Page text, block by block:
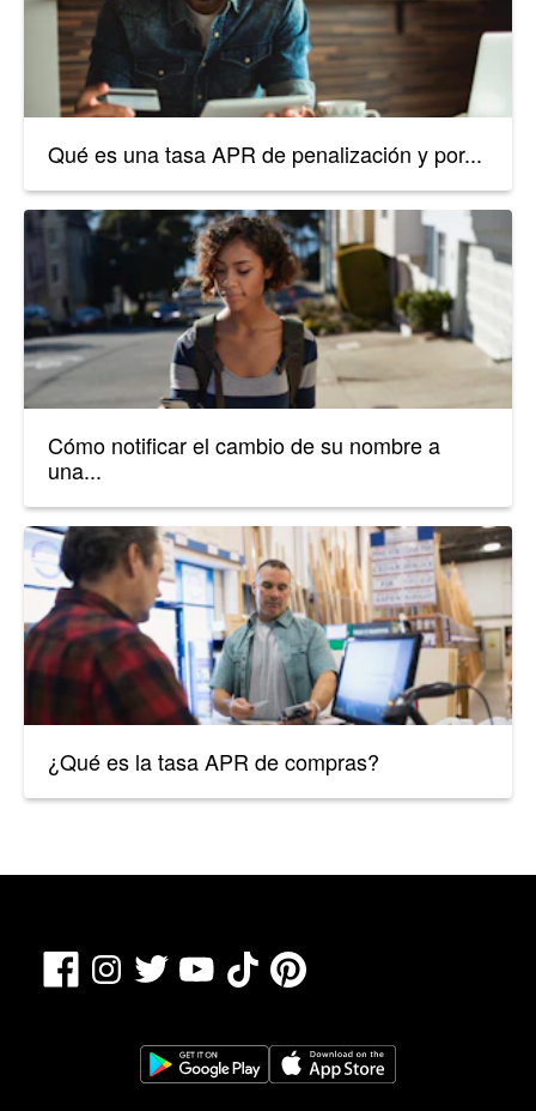
Qué es una tasa APR de penalización y por...
Cómo notificar el cambio de su nombre a
una...
¿Qué es la tasa APR de compras?
FacebookInstagram
Twitter YouTubeTikTokPinterest